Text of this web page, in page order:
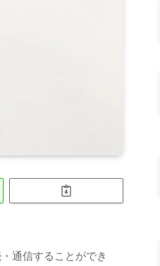
通信することができ